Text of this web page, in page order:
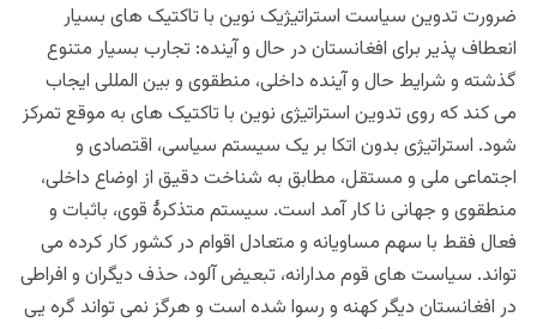
ضرورت تدوین سیاست استراتیژیک نوین با تاکتیک های بسیار
انعطاف پذیر برای افغانستان در حال و آینده: تجارب بسیار متنوع
گذشته و شرایط حال و آینده داخلی، منطقوی و بین المللی ایجاب
می کند که روی تدوین استراتیژی نوین با تاکتیک های به موقع تمرکز
شود. استراتیژی بدون اتکا بر یک سیستم سیاسی، اقتصادی و
اجتماعی ملی و مستقل، مطابق به شناخت دقیق از اوضاع داخلی،
منطقوی و جهانی نا کار آمد است. سیستم متذکرۀ قوی، باثبات و
فعال فقط با سهم مساویانه و متعادل اقوام در کشور کار کرده می
تواند. سیاست های قوم مدارانه، تبعیض آلود، حذف دیگران و افراطی
در افغانستان دیگر کهنه و رسوا شده است و هرگز نمی تواند گره یی